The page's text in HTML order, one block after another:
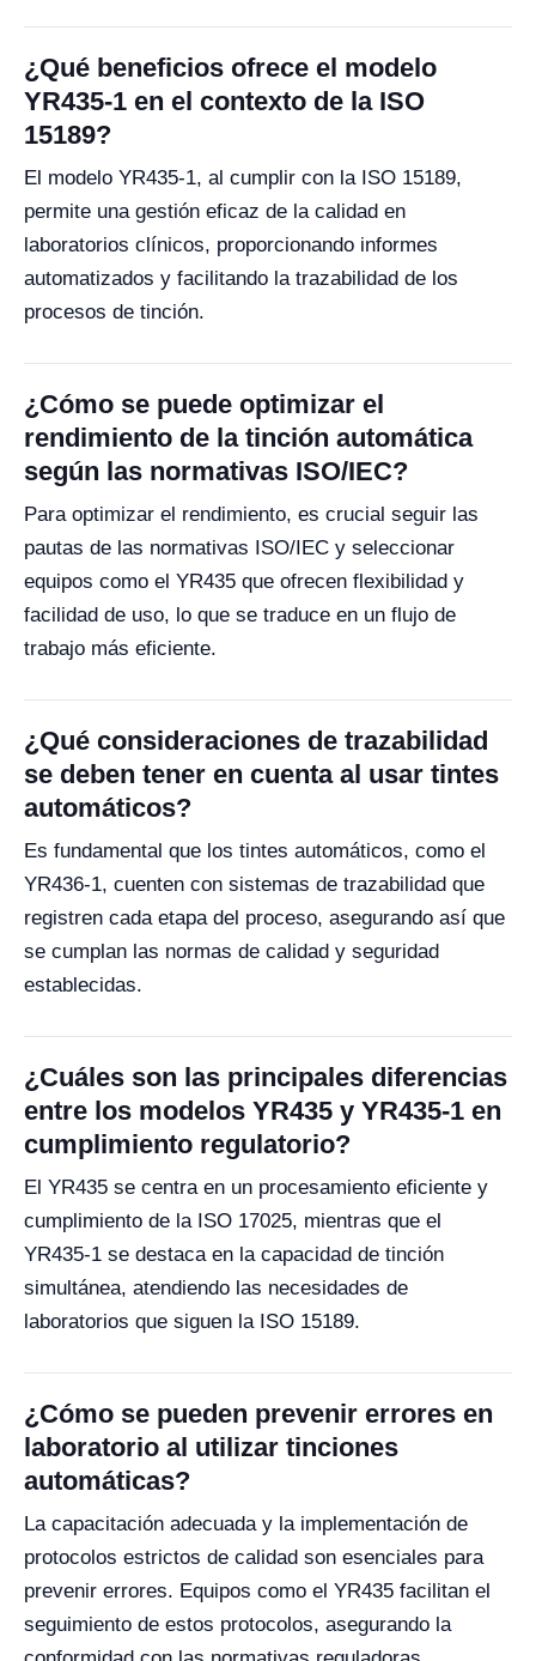
¿Qué beneficios ofrece el modelo
YR435-1 en el contexto de la ISO
15189?
El modelo YR435-1, al cumplir con la ISO 15189,
permite una gestión eficaz de la calidad en
laboratorios clínicos, proporcionando informes
automatizados y facilitando la trazabilidad de los
procesos de tinción.
¿Cómo se puede optimizar el
rendimiento de la tinción automática
según las normativas ISO/IEC?
Para optimizar el rendimiento, es crucial seguir las
pautas de las normativas ISO/IEC y seleccionar
equipos como el YR435 que ofrecen flexibilidad y
facilidad de uso, lo que se traduce en un flujo de
trabajo más eficiente.
¿Qué consideraciones de trazabilidad
se deben tener en cuenta al usar tintes
automáticos?
Es fundamental que los tintes automáticos, como el
YR436-1, cuenten con sistemas de trazabilidad que
registren cada etapa del proceso, asegurando así que
se cumplan las normas de calidad y seguridad
establecidas.
¿Cuáles son las principales diferencias
entre los modelos YR435 y YR435-1 en
cumplimiento regulatorio?
El YR435 se centra en un procesamiento eficiente y
cumplimiento de la ISO 17025, mientras que el
YR435-1 se destaca en la capacidad de tinción
simultánea, atendiendo las necesidades de
laboratorios que siguen la ISO 15189.
¿Cómo se pueden prevenir errores en
laboratorio al utilizar tinciones
automáticas?
La capacitación adecuada y la implementación de
protocolos estrictos de calidad son esenciales para
prevenir errores. Equipos como el YR435 facilitan el
seguimiento de estos protocolos, asegurando la